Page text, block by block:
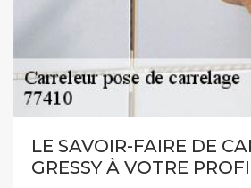
LE SAVOIR-FAIRE DE
GRESSY À VOTRE